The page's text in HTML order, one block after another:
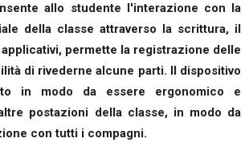
allo studente l'interazione con la
della classe attraverso la scrittura, il
permette la registrazione delle
di rivederne alcune parti. Il dispositivo
in modo da essere ergonomico e
postazioni della classe, in modo da
con tutti i compagni.